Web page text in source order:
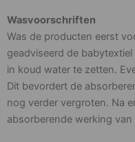
Wasvoorschriften
Was de producten eerst
geadviseerd de
in koud water te zetten.
Dit bevordert de
nog verder vergroten. Na
absorberende werking